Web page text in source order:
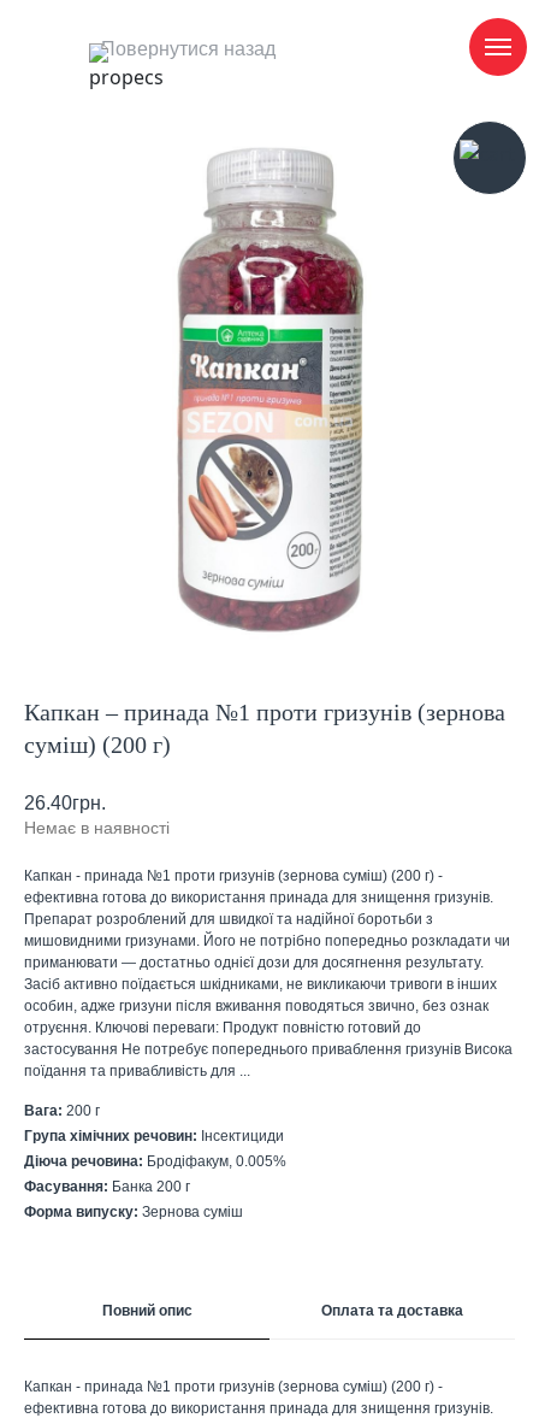
Повернутися назад
Капкан – принада №1 проти гризунів (зернова
суміш) (200 г)
26.40грн.
Немає в наявності
Капкан - принада №1 проти гризунів (зернова суміш) (200 г) -
ефективна готова до використання принада для знищення гризунів.
Препарат розроблений для швидкої та надійної боротьби з
мишовидними гризунами. Його не потрібно попередньо розкладати чи
приманювати — достатньо однієї дози для досягнення результату.
Засіб активно поїдається шкідниками, не викликаючи тривоги в інших
особин, адже гризуни після вживання поводяться звично, без ознак
отруєння. Ключові переваги: Продукт повністю готовий до
застосування Не потребує попереднього приваблення гризунів Висока
поїдання та привабливість для ...
Вага: 200 г
Група хімічних речовин: Інсектициди
Діюча речовина: Бродіфакум, 0.005%
Фасування: Банка 200 г
Форма випуску: Зернова суміш
Повний опис Оплата та доставка
Капкан - принада №1 проти гризунів (зернова суміш) (200 г) -
ефективна готова до використання принада для знищення гризунів.